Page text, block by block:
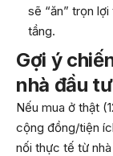
sẽ “ăn” trọn
tầng.
Gợi ý
nhà đầu
Nếu mua ở thật
cộng đồng/tiện
nối thực tế từ